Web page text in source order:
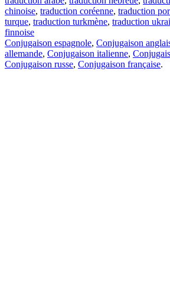
chinoise, traduction coréenne, traduction
turque, traduction turkmène, traduction
finnoise
Conjugaison espagnole, Conjugaison
allemande, Conjugaison italienne,
Conjugaison russe, Conjugaison française.